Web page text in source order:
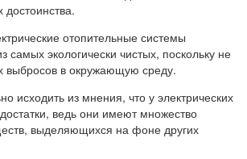
достоинства.
отопительные системы
самых экологически чистых, поскольку не
выбросов в окружающую среду.
исходить из мнения, что у электрических
ведь они имеют множество
выделяющихся на фоне других